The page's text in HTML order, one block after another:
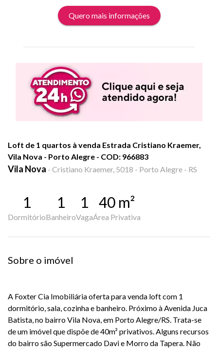
Quero mais informações
Loft de 1 quartos à venda Estrada Cristiano Kraemer,
Vila Nova - Porto Alegre - COD: 966883
Vila Nova - Cristiano Kraemer, 5018 - Porto Alegre - RS
1
Dormitório
1
Banheiro
1
Vaga
40 m²
Área Privativa
Sobre o imóvel
A Foxter Cia Imobiliária oferta para venda loft com 1
dormitório, sala, cozinha e banheiro. Próximo à Avenida Juca
Batista, no bairro Vila Nova, em Porto Alegre/RS. Trata-se
de um imóvel que dispõe de 40m² privativos. Alguns recursos
do bairro são Supermercado Davi e Morro da Tapera. Não